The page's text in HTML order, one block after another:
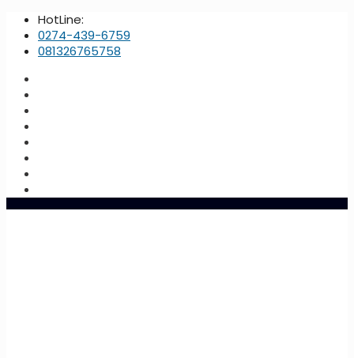
HotLine:
0274-439-6759
081326765758